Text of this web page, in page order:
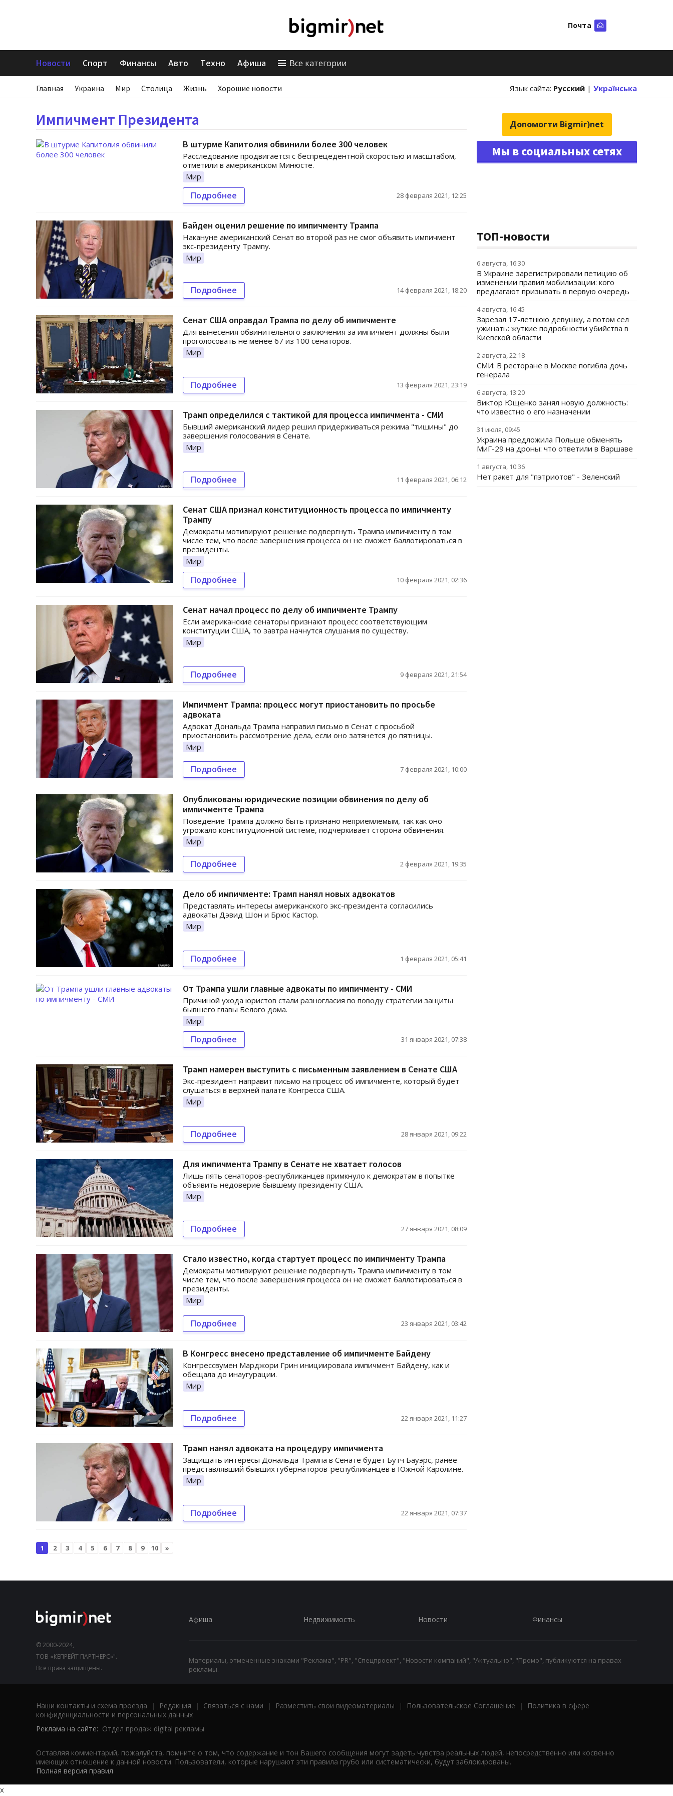
Почта
Новости Спорт Финансы Авто Техно Афиша Все категории
Главная Украина Мир Столица Жизнь Хорошие новости Язык сайта: Русский | Українська
Импичмент Президента
В штурме Капитолия обвинили более 300 человек
Расследование продвигается с беспрецедентной скоростью и масштабом,
отметили в американском Минюсте.
Мир
Подробнее 28 февраля 2021, 12:25
Байден оценил решение по импичменту Трампа
Накануне американский Сенат во второй раз не смог объявить импичмент
экс-президенту Трампу.
Мир
Подробнее 14 февраля 2021, 18:20
Сенат США оправдал Трампа по делу об импичменте
Для вынесения обвинительного заключения за импичмент должны были
проголосовать не менее 67 из 100 сенаторов.
Мир
Подробнее 13 февраля 2021, 23:19
Трамп определился с тактикой для процесса импичмента - СМИ
Бывший американский лидер решил придерживаться режима "тишины" до
завершения голосования в Сенате.
Мир
Подробнее 11 февраля 2021, 06:12
Сенат США признал конституционность процесса по импичменту
Трампу
Демократы мотивируют решение подвергнуть Трампа импичменту в том
числе тем, что после завершения процесса он не сможет баллотироваться в
президенты.
Мир
Подробнее 10 февраля 2021, 02:36
Сенат начал процесс по делу об импичменте Трампу
Если американские сенаторы признают процесс соответствующим
конституции США, то завтра начнутся слушания по существу.
Мир
Подробнее 9 февраля 2021, 21:54
Импичмент Трампа: процесс могут приостановить по просьбе
адвоката
Адвокат Дональда Трампа направил письмо в Сенат с просьбой
приостановить рассмотрение дела, если оно затянется до пятницы.
Мир
Подробнее 7 февраля 2021, 10:00
Опубликованы юридические позиции обвинения по делу об
импичменте Трампа
Поведение Трампа должно быть признано неприемлемым, так как оно
угрожало конституционной системе, подчеркивает сторона обвинения.
Мир
Подробнее 2 февраля 2021, 19:35
Дело об импичменте: Трамп нанял новых адвокатов
Представлять интересы американского экс-президента согласились
адвокаты Дэвид Шон и Брюс Кастор.
Мир
Подробнее 1 февраля 2021, 05:41
От Трампа ушли главные адвокаты по импичменту - СМИ
Причиной ухода юристов стали разногласия по поводу стратегии защиты
бывшего главы Белого дома.
Мир
Подробнее 31 января 2021, 07:38
Трамп намерен выступить с письменным заявлением в Сенате США
Экс-президент направит письмо на процесс об импичменте, который будет
слушаться в верхней палате Конгресса США.
Мир
Подробнее 28 января 2021, 09:22
Для импичмента Трампу в Сенате не хватает голосов
Лишь пять сенаторов-республиканцев примкнуло к демократам в попытке
объявить недоверие бывшему президенту США.
Мир
Подробнее 27 января 2021, 08:09
Стало известно, когда стартует процесс по импичменту Трампа
Демократы мотивируют решение подвергнуть Трампа импичменту в том
числе тем, что после завершения процесса он не сможет баллотироваться в
президенты.
Мир
Подробнее 23 января 2021, 03:42
В Конгресс внесено представление об импичменте Байдену
Конгрессвумен Марджори Грин инициировала импичмент Байдену, как и
обещала до инаугурации.
Мир
Подробнее 22 января 2021, 11:27
Трамп нанял адвоката на процедуру импичмента
Защищать интересы Дональда Трампа в Сенате будет Бутч Бауэрс, ранее
представлявший бывших губернаторов-республиканцев в Южной Каролине.
Мир
Подробнее 22 января 2021, 07:37
1 2 3 4 5 6 7 8 9 10 »
Допомогти Bigmir)net
Мы в социальных сетях
ТОП-новости
6 августа, 16:30
В Украине зарегистрировали петицию об
изменении правил мобилизации: кого
предлагают призывать в первую очередь
4 августа, 16:45
Зарезал 17-летнюю девушку, а потом сел
ужинать: жуткие подробности убийства в
Киевской области
2 августа, 22:18
СМИ: В ресторане в Москве погибла дочь
генерала
6 августа, 13:20
Виктор Ющенко занял новую должность:
что известно о его назначении
31 июля, 09:45
Украина предложила Польше обменять
МиГ-29 на дроны: что ответили в Варшаве
1 августа, 10:36
Нет ракет для "пэтриотов" - Зеленский
© 2000-2024,
ТОВ «КЕПРЕЙТ ПАРТНЕРС»".
Все права защищены.
Афиша Недвижимость Новости Финансы
Материалы, отмеченные знаками "Реклама", "PR", "Спецпроект", "Новости компаний", "Актуально", "Промо", публикуются на правах
рекламы.
Наши контакты и схема проезда | Редакция | Связаться с нами | Разместить свои видеоматериалы | Пользовательское Соглашение |
Политика в сфере
конфиденциальности и персональных данных
Реклама на сайте: Отдел продаж digital рекламы
Оставляя комментарий, пожалуйста, помните о том, что содержание и тон Вашего сообщения могут задеть чувства реальных людей, непосредственно или косвенно
имеющих отношение к данной новости. Пользователи, которые нарушают эти правила грубо или систематически, будут заблокированы.
Полная версия правил
x